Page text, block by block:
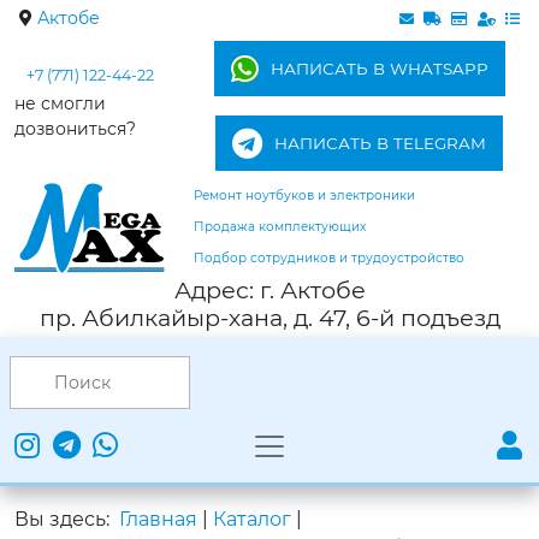
Актобе
+7 (771) 122-44-22
не смогли
дозвониться?
НАПИСАТЬ В WHATSAPP
НАПИСАТЬ В TELEGRAM
Ремонт ноутбуков и электроники
Продажа комплектующих
Подбор сотрудников и трудоустройство
Адрес: г. Актобе
пр. Абилкайыр-хана, д. 47, 6-й подъезд
Вы здесь: Главная Каталог